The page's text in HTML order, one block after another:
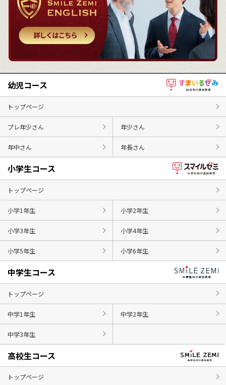
幼児コース
トップページ
プレ年少さん 年少さん
年中さん 年長さん
小学生コース
トップページ
小学1年生 小学2年生
小学3年生 小学4年生
小学5年生 小学6年生
中学生コース
トップページ
中学1年生 中学2年生
中学3年生
高校生コース
トップページ